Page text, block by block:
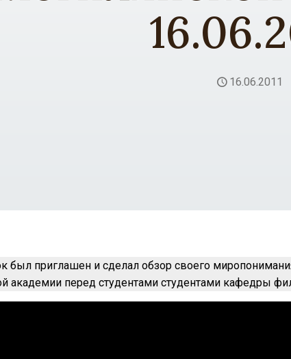
16.06.2011
приглашен и сделал обзор своего
академии перед студентами студентами кафедры